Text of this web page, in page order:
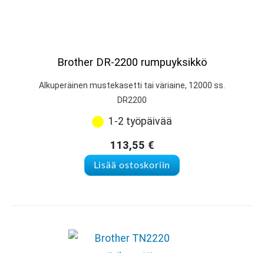
Brother DR-2200 rumpuyksikkö
Alkuperäinen mustekasetti tai väriaine, 12000 ss.
DR2200
1-2 työpäivää
113,55 €
Lisää ostoskoriin